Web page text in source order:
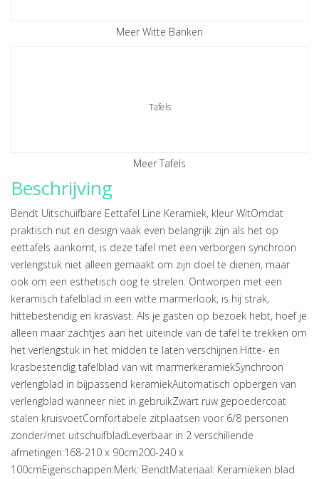
Meer Witte Banken
Tafels
Meer Tafels
Beschrijving
Bendt Uitschuifbare Eettafel Line Keramiek, kleur WitOmdat
praktisch nut en design vaak even belangrijk zijn als het op
eettafels aankomt, is deze tafel met een verborgen synchroon
verlengstuk niet alleen gemaakt om zijn doel te dienen, maar
ook om een esthetisch oog te strelen. Ontworpen met een
keramisch tafelblad in een witte marmerlook, is hij strak,
hittebestendig en krasvast. Als je gasten op bezoek hebt, hoef je
alleen maar zachtjes aan het uiteinde van de tafel te trekken om
het verlengstuk in het midden te laten verschijnen.Hitte- en
krasbestendig tafelblad van wit marmerkeramiekSynchroon
verlengblad in bijpassend keramiekAutomatisch opbergen van
verlengblad wanneer niet in gebruikZwart ruw gepoedercoat
stalen kruisvoetComfortabele zitplaatsen voor 6/8 personen
zonder/met uitschuifbladLeverbaar in 2 verschillende
afmetingen:168-210 x 90cm200-240 x
100cmEigenschappen:Merk: BendtMateriaal: Keramieken blad